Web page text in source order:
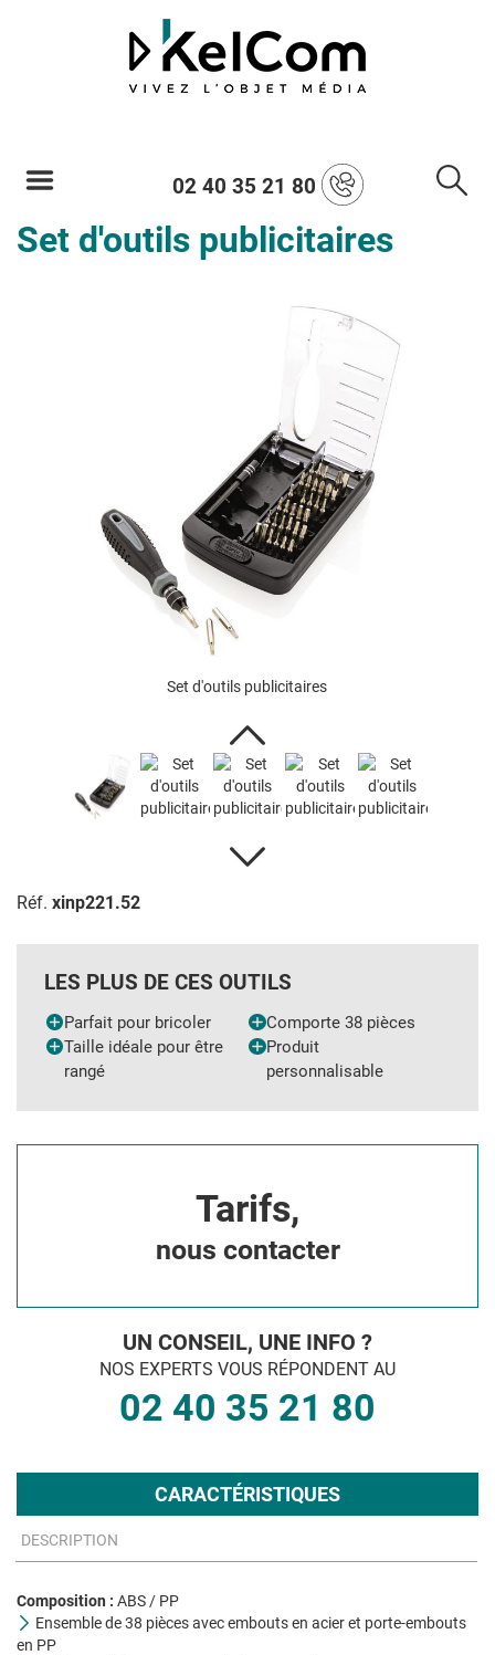
02 40 35 21 80
Set d'outils publicitaires
Set d'outils publicitaires
Réf. xinp221.52
LES PLUS DE CES OUTILS
Parfait pour bricoler
Comporte 38 pièces
Taille idéale pour être
rangé
Produit
personnalisable
Tarifs,
nous contacter
UN CONSEIL, UNE INFO ?
NOS EXPERTS VOUS RÉPONDENT AU
02 40 35 21 80
CARACTÉRISTIQUES
DESCRIPTION
Composition : ABS / PP
Ensemble de 38 pièces avec embouts en acier et porte-embouts
en PP